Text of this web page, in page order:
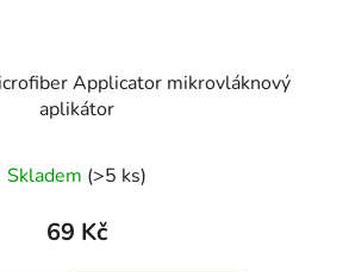
Applicator mikrovláknový
aplikátor
Skladem (>5 ks)
69 Kč